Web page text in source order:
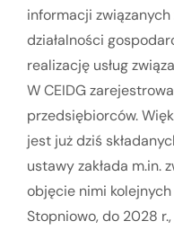
informacji
działalności
realizację usług
W CEIDG
przedsiębiorców.
jest już dziś
ustawy zakłada m.in.
objęcie nimi
Stopniowo, do 2028